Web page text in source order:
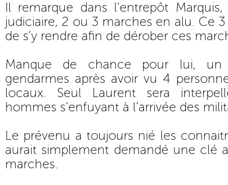
Il remarque dans l’entrepôt
judiciaire, 2 ou 3 marches en alu. Ce
de s’y rendre afin de dérober ces
Manque de chance pour lui, un
gendarmes après avoir vu 4
locaux. Seul Laurent sera
hommes s’enfuyant à l’arrivée des
Le prévenu a toujours nié les
aurait simplement demandé une clé
marches.